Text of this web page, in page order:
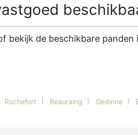
bekijk de beschikbare
Rochefort Beauraing Gedinne